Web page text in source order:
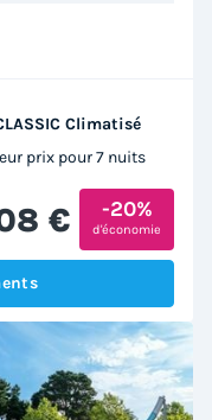
Climatisé
prix pour 7 nuits
€ -20%
d'économie